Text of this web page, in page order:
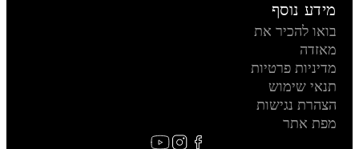
מידע נוסף
בואו להכיר את
מאזדה
מדיניות פרטיות
תנאי שימוש
הצהרת נגישות
מפת אתר